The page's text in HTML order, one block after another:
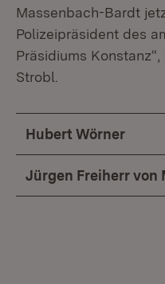
Massenbach-Bardt
Polizeipräsident des
Präsidiums
Strobl.
Hubert Wörner
Jürgen Freiherr von